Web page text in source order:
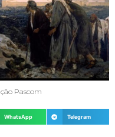
Pascom
WhatsApp Telegram